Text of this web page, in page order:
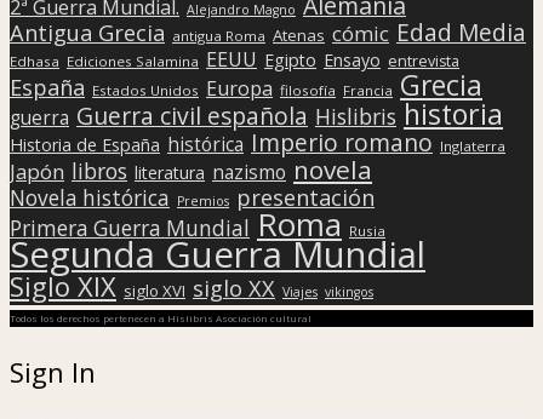
2ª Guerra Mundial. Alejandro Magno
Antigua Grecia antigua Roma Atenas cómic Edad Media
Edhasa Ediciones Salamina EEUU Egipto Ensayo entrevista
España Estados Unidos Europa filosofía Francia Grecia
guerra Guerra civil española Hislibris historia
Historia de España histórica Imperio romano Inglaterra
Japón libros literatura nazismo novela
Novela histórica Premios presentación
Primera Guerra Mundial Roma Rusia
Segunda Guerra Mundial
Siglo XIX siglo XVI siglo XX Viajes vikingos
Todos los derechos pertenecen a Hislibris Asociación cultural
Sign In